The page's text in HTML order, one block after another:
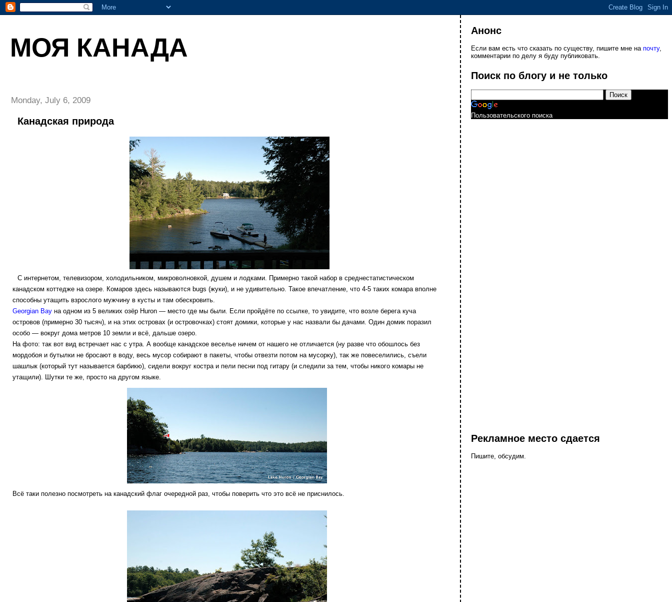
МОЯ КАНАДА
Monday, July 6, 2009
Канадская природа
С интернетом, телевизором, холодильником, микроволновкой, душем и лодками. Примерно такой набор в среднестатистическом
канадском коттедже на озере. Комаров здесь называются bugs (жуки), и не удивительно. Такое впечатление, что 4-5 таких комара вполне
способны утащить взрослого мужчину в кусты и там обескровить.
Georgian Bay на одном из 5 великих озёр Huron — место где мы были. Если пройдёте по ссылке, то увидите, что возле берега куча
островов (примерно 30 тысяч), и на этих островах (и островочках) стоят домики, которые у нас назвали бы дачами. Один домик поразил
особо — вокруг дома метров 10 земли и всё, дальше озеро.
На фото: так вот вид встречает нас с утра. А вообще канадское веселье ничем от нашего не отличается (ну разве что обошлось без
мордобоя и бутылки не бросают в воду, весь мусор собирают в пакеты, чтобы отвезти потом на мусорку), так же повеселились, съели
шашлык (который тут называется барбикю), сидели вокруг костра и пели песни под гитару (и следили за тем, чтобы никого комары не
утащили). Шутки те же, просто на другом языке.
Всё таки полезно посмотреть на канадский флаг очередной раз, чтобы поверить что это всё не приснилось.
Анонс
Если вам есть что сказать по существу, пишите мне напочту,
комментарии по делу я буду публиковать.
Поиск по блогу и не только
Пользовательского поиска
Рекламное место сдается
Пишите, обсудим.